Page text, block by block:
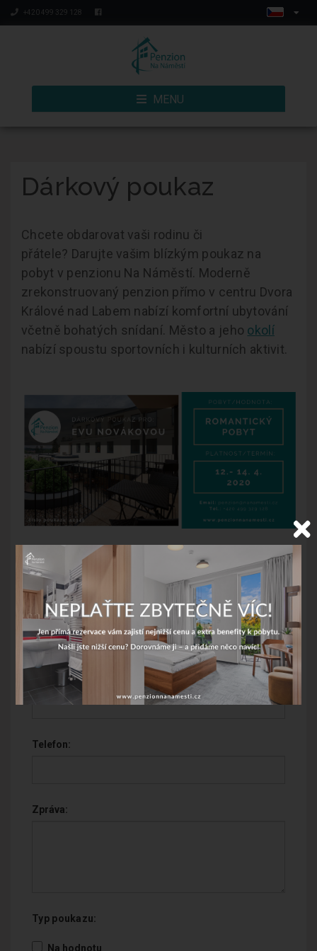
+420 499 329 128
MENU
Dárkový poukaz
Chcete obdarovat vaši rodinu či
přátele? Darujte vašim blízkým poukaz na
pobyt v penzionu Na Náměstí. Moderně
zrekonstruovaný penzion přímo v centru Dvora
Králové nad Labem nabízí komfortní ubytování
včetně bohatých snídaní. Město a jeho okolí
nabízí spoustu sportovních i kulturních aktivit.
Objednávkový formulář
Jméno a příjmení:
Telefon:
Zpráva:
Typ poukazu:
Na hodnotu